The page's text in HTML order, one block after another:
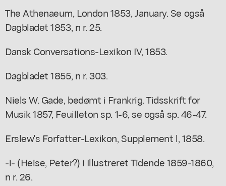
The Athenaeum, London 1853, January. Se også
Dagbladet 1853, n r. 25.
Dansk Conversations-Lexikon IV, 1853.
Dagbladet 1855, n r. 303.
Niels W. Gade, bedømt i Frankrig. Tidsskrift for
Musik 1857, Feuilleton sp. 1-6, se også sp. 46-47.
Erslew's Forfatter-Lexikon, Supplement l, 1858.
-i- (Heise, Peter?) i Illustreret Tidende 1859-1860,
n r. 26.